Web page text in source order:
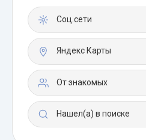
Соц.сети
Яндекс Карты
От знакомых
Нашел(а) в поиске